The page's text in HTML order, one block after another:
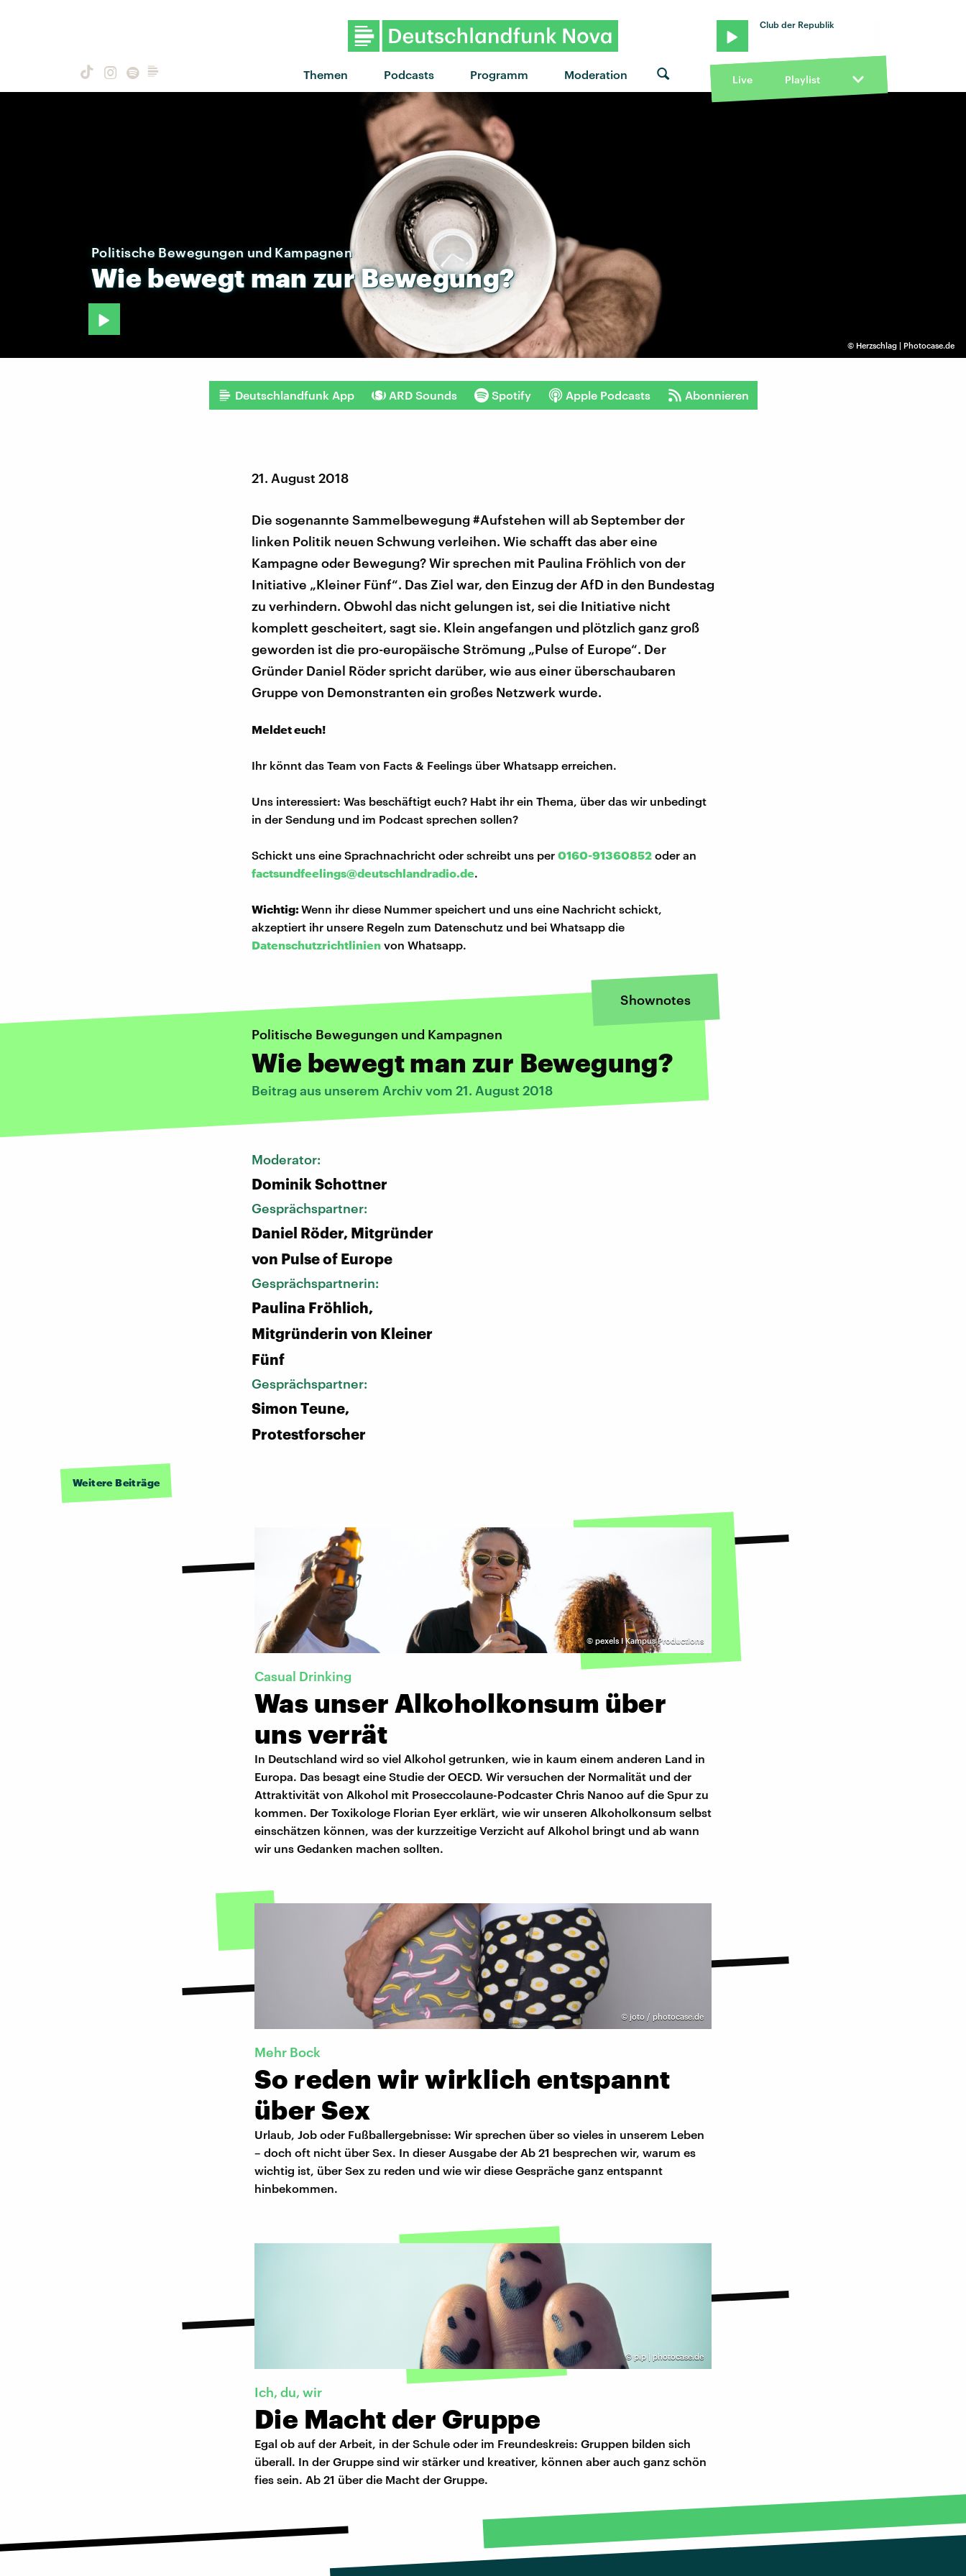
Themen Podcasts Programm Moderation
Club der Republik
Live Playlist
© Herzschlag | Photocase.de
Politische Bewegungen und Kampagnen
Wie bewegtman zurBewegung?
Deutschlandfunk App ARD Sounds Spotify Apple Podcasts Abonnieren
21. August 2018
Die sogenannte Sammelbewegung #Aufstehen will ab September der
linken Politik neuen Schwung verleihen. Wie schafft das aber eine
Kampagne oder Bewegung? Wir sprechen mit Paulina Fröhlich von der
Initiative „Kleiner Fünf“. Das Ziel war, den Einzug der AfD in den Bundestag
zu verhindern. Obwohl das nicht gelungen ist, sei die Initiative nicht
komplett gescheitert, sagt sie. Klein angefangen und plötzlich ganz groß
geworden ist die pro-europäische Strömung „Pulse of Europe“. Der
Gründer Daniel Röder spricht darüber, wie aus einer überschaubaren
Gruppe von Demonstranten ein großes Netzwerk wurde.
Meldet euch!
Ihr könnt das Team von Facts & Feelings über Whatsapp erreichen.
Uns interessiert: Was beschäftigt euch? Habt ihr ein Thema, über das wir unbedingt
in der Sendung und im Podcast sprechen sollen?
Schickt uns eine Sprachnachricht oder schreibt uns per 0160-91360852 oder an
factsundfeelings@deutschlandradio.de.
Wichtig:Wenn ihr diese Nummer speichert und uns eine Nachricht schickt,
akzeptiert ihr unsere Regeln zum Datenschutz und bei Whatsapp die
Datenschutzrichtlinien von Whatsapp.
Shownotes
Politische Bewegungen und Kampagnen
Wie bewegt man zur Bewegung?
Beitrag aus unserem Archiv vom 21. August 2018
Moderator:
Dominik Schottner
Gesprächspartner:
Daniel Röder, Mitgründer
von Pulse of Europe
Gesprächspartnerin:
Paulina Fröhlich,
Mitgründerin von Kleiner
Fünf
Gesprächspartner:
Simon Teune,
Protestforscher
Weitere Beiträge
© pexels I Kampus Productions
Casual Drinking
Was unser Alkoholkonsum über
uns verrät
In Deutschland wird so viel Alkohol getrunken, wie in kaum einem anderen Land in
Europa. Das besagt eine Studie der OECD. Wir versuchen der Normalität und der
Attraktivität von Alkohol mit Proseccolaune-Podcaster Chris Nanoo auf die Spur zu
kommen. Der Toxikologe Florian Eyer erklärt, wie wir unseren Alkoholkonsum selbst
einschätzen können, was der kurzzeitige Verzicht auf Alkohol bringt und ab wann
wir uns Gedanken machen sollten.
© joto / photocase.de
Mehr Bock
So reden wir wirklich entspannt
über Sex
Urlaub, Job oder Fußballergebnisse: Wir sprechen über so vieles in unserem Leben
– doch oft nicht über Sex. In dieser Ausgabe der Ab 21 besprechen wir, warum es
wichtig ist, über Sex zu reden und wie wir diese Gespräche ganz entspannt
hinbekommen.
© pip | photocase.de
Ich, du, wir
Die Macht der Gruppe
Egal ob auf der Arbeit, in der Schule oder im Freundeskreis: Gruppen bilden sich
überall. In der Gruppe sind wir stärker und kreativer, können aber auch ganz schön
fies sein. Ab 21 über die Macht der Gruppe.